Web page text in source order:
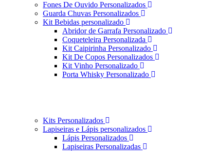
Fones De Ouvido Personalizados
Guarda Chuvas Personalizados
Kit Bebidas personalizado
Abridor de Garrafa Personalizado
Coqueteleira Personalizada
Kit Caipirinha Personalizado
Kit De Copos Personalizados
Kit Vinho Personalizado
Porta Whisky Personalizado
Kits Personalizados
Lapiseiras e Lápis personalizados
Lápis Personalizados
Lapiseiras Personalizadas